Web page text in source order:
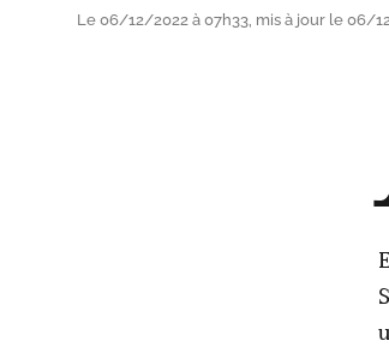
Le 06/12/2022 à 07h33, mis à jour le 06/